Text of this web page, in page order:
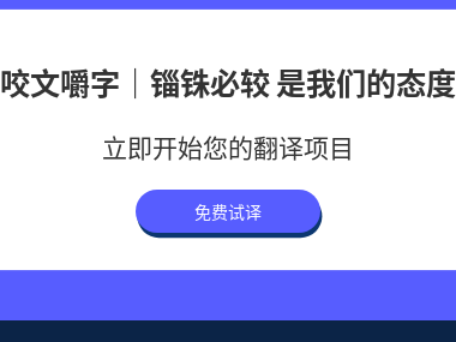
咬文嚼字｜锱铢必较 是我们的态度
立即开始您的翻译项目
免费试译